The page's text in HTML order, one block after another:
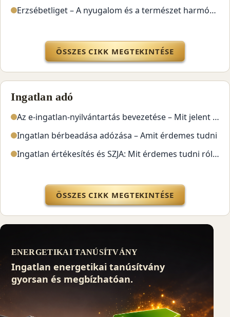
Erzsébetliget – A nyugalom és a természet harmóniája
ÖSSZES CIKK MEGTEKINTÉSE
Ingatlan adó
Az e-ingatlan-nyilvántartás bevezetése – Mit jelent ez vásárlóknak és eladóknak?
Ingatlan bérbeadása adózása – Amit érdemes tudni
Ingatlan értékesítés és SZJA: Mit érdemes tudni róla?
ÖSSZES CIKK MEGTEKINTÉSE
ENERGETIKAI TANÚSÍTVÁNY
Ingatlan energetikai tanúsítvány
gyorsan és megbízhatóan.